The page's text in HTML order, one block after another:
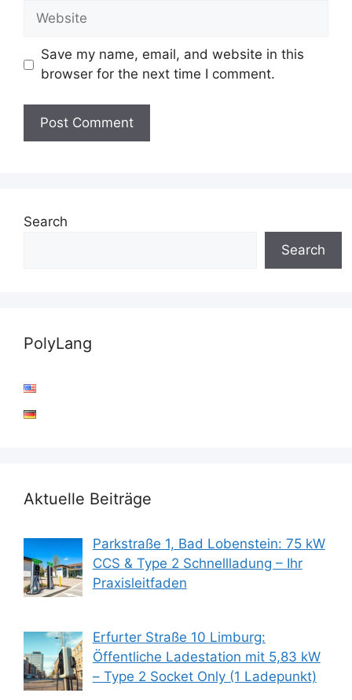
Website
Save my name, email, and website in this
browser for the next time I comment.
Search
Search
PolyLang
Aktuelle Beiträge
Parkstraße 1, Bad Lobenstein: 75 kW
CCS & Type 2 Schnellladung – Ihr
Praxisleitfaden
Erfurter Straße 10 Limburg:
Öffentliche Ladestation mit 5,83 kW
– Type 2 Socket Only (1 Ladepunkt)